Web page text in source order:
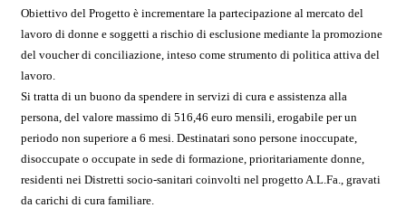
Obiettivo del Progetto è incrementare la partecipazione al mercato del
lavoro di donne e soggetti a rischio di esclusione mediante la promozione
del voucher di conciliazione, inteso come strumento di politica attiva del
lavoro.
Si tratta di un buono da spendere in servizi di cura e assistenza alla
persona, del valore massimo di 516,46 euro mensili, erogabile per un
periodo non superiore a 6 mesi. Destinatari sono persone inoccupate,
disoccupate o occupate in sede di formazione, prioritariamente donne,
residenti nei Distretti socio-sanitari coinvolti nel progetto A.L.Fa., gravati
da carichi di cura familiare.